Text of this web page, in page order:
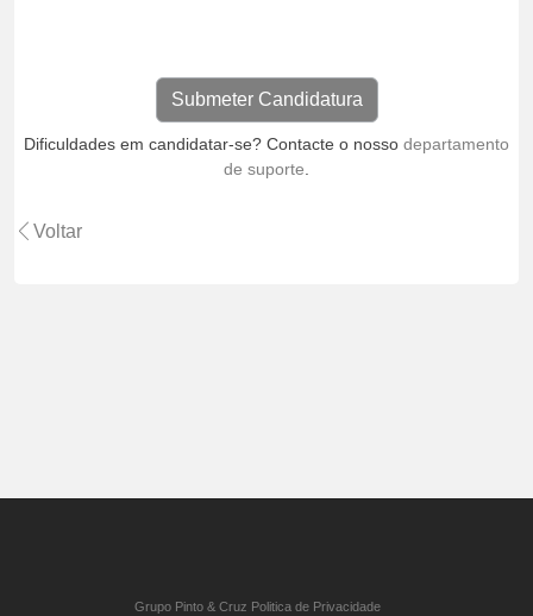
Dificuldades em candidatar-se? Contacte o nosso departamento
de suporte.
Voltar
Grupo Pinto & Cruz Politica de Privacidade